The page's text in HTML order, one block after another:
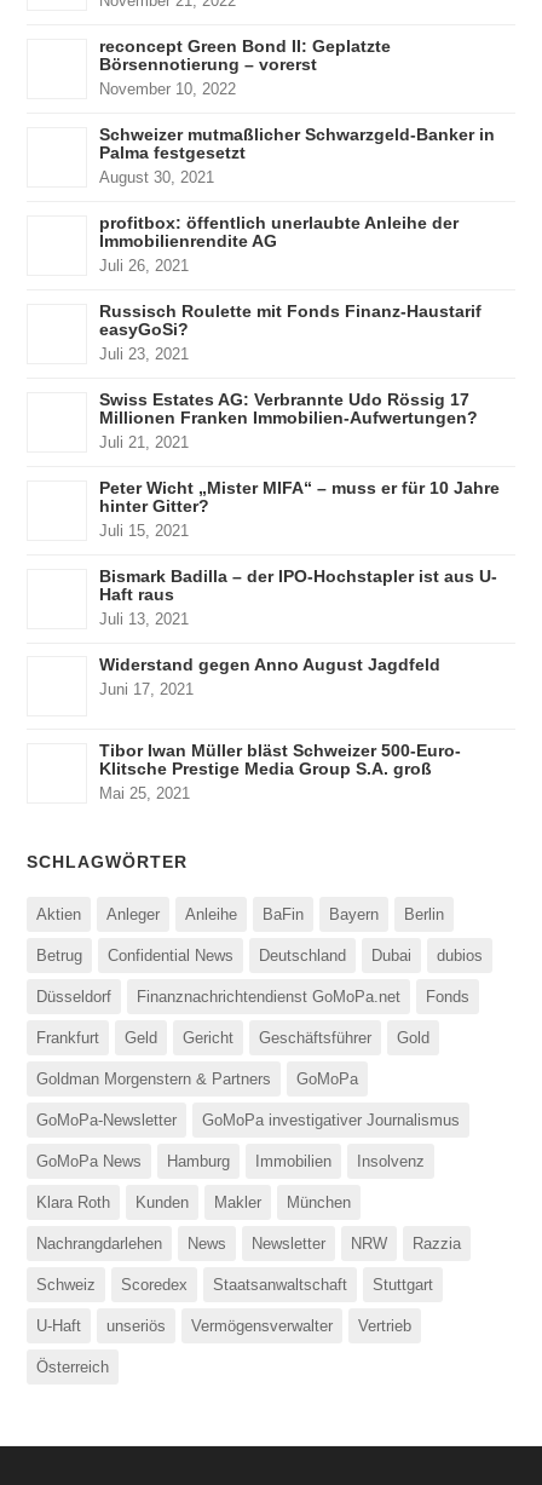
reconcept Green Bond II: Geplatzte
Börsennotierung – vorerst
November 10, 2022
Schweizer mutmaßlicher Schwarzgeld-Banker in
Palma festgesetzt
August 30, 2021
profitbox: öffentlich unerlaubte Anleihe der
Immobilienrendite AG
Juli 26, 2021
Russisch Roulette mit Fonds Finanz-Haustarif
easyGoSi?
Juli 23, 2021
Swiss Estates AG: Verbrannte Udo Rössig 17
Millionen Franken Immobilien-Aufwertungen?
Juli 21, 2021
Peter Wicht „Mister MIFA“ – muss er für 10 Jahre
hinter Gitter?
Juli 15, 2021
Bismark Badilla – der IPO-Hochstapler ist aus U-
Haft raus
Juli 13, 2021
Widerstand gegen Anno August Jagdfeld
Juni 17, 2021
Tibor Iwan Müller bläst Schweizer 500-Euro-
Klitsche Prestige Media Group S.A. groß
Mai 25, 2021
SCHLAGWÖRTER
Aktien Anleger Anleihe BaFin Bayern Berlin
Betrug Confidential News Deutschland Dubai dubios
Düsseldorf Finanznachrichtendienst GoMoPa.net Fonds
Frankfurt Geld Gericht Geschäftsführer Gold
Goldman Morgenstern & Partners GoMoPa
GoMoPa-Newsletter GoMoPa investigativer Journalismus
GoMoPa News Hamburg Immobilien Insolvenz
Klara Roth Kunden Makler München
Nachrangdarlehen News Newsletter NRW Razzia
Schweiz Scoredex Staatsanwaltschaft Stuttgart
U-Haft unseriös Vermögensverwalter Vertrieb
Österreich